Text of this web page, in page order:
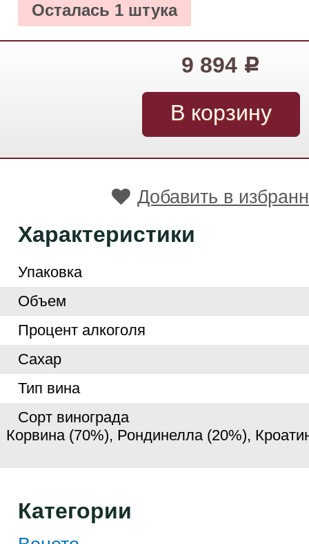
Осталась 1 штука
9 894 Р
Добавить в
Характеристики
Упаковка
Объем
Процент алкоголя
Сахар
Тип вина
Сорт винограда
Корвина (70%), Рондинелла (20%),
Категории